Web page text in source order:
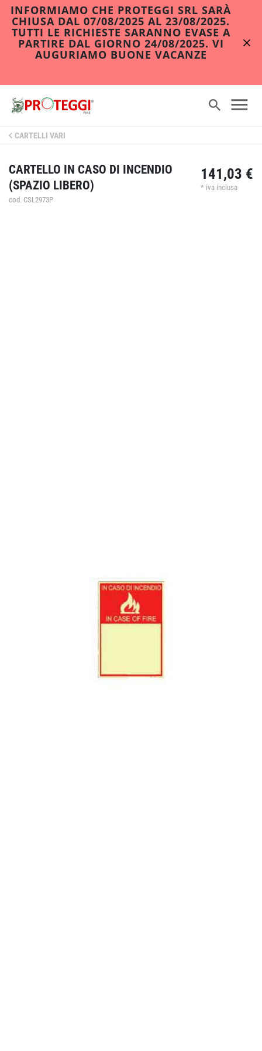
INFORMIAMO CHE PROTEGGI SRL SARÀ
CHIUSA DAL 07/08/2025 AL 23/08/2025.
TUTTI LE RICHIESTE SARANNO EVASE A
PARTIRE DAL GIORNO 24/08/2025. VI
AUGURIAMO BUONE VACANZE
CARTELLI VARI
CARTELLO IN CASO DI INCENDIO
(SPAZIO LIBERO)
cod. CSL2973P
141,03 €
* iva inclusa